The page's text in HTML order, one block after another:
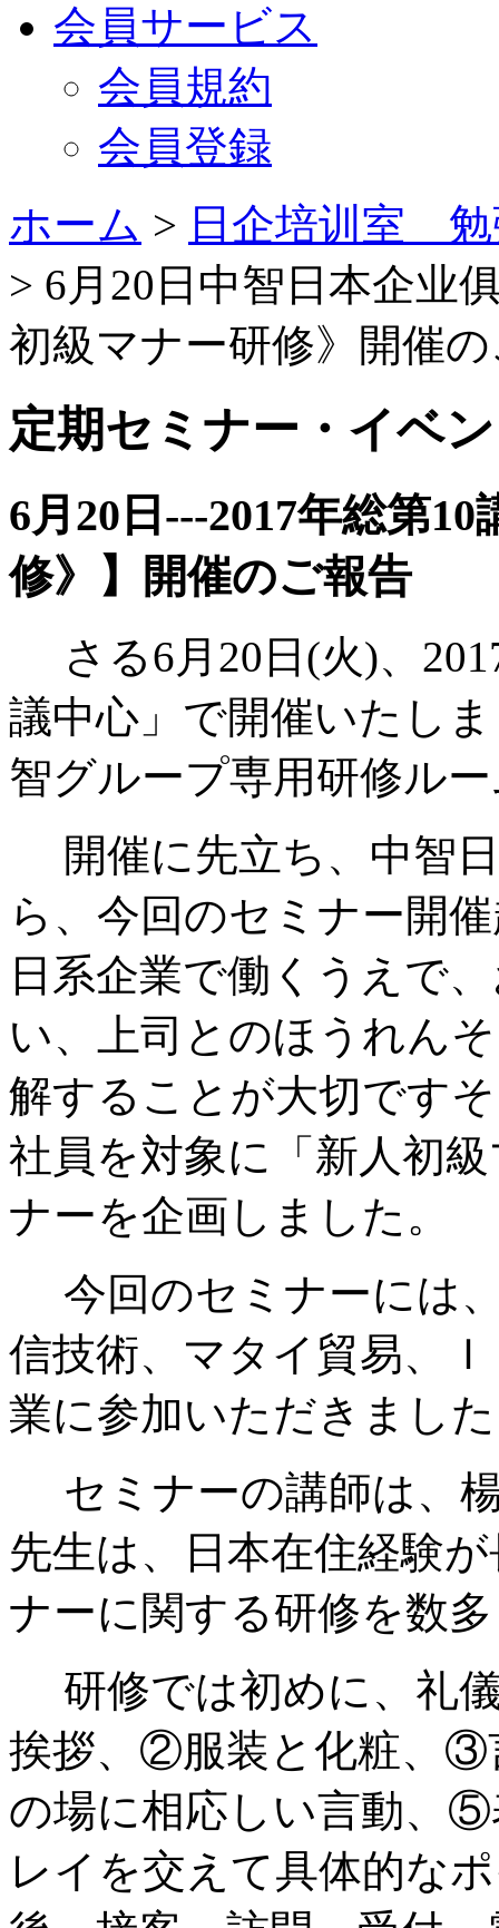
会員サービス
会員規約
会員登録
ホーム > 日企培训室 勉
> 6月20日中智日本企业
初級マナー研修》開催
定期セミナー・イベ
6月20日---2017年総第
修》】開催のご報告
さる6月20日(火)、
議中心」で開催いたし
智グループ専用研修ル
開催に先立ち、中智
ら、今回のセミナー開
日系企業で働くうえで
い、上司とのほうれん
解することが大切です
社員を対象に「新人初
ナーを企画しました。
今回のセミナーには
信技術、マタイ貿易、
業に参加いただきまし
セミナーの講師は、
先生は、日本在住経験
ナーに関する研修を数
研修では初めに、礼
挨拶、②服装と化粧、③
の場に相応しい言動、
レイを交えて具体的な